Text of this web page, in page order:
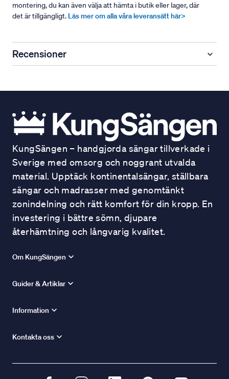
montering, du kan även välja att hämta i butik eller lager, där
det är tillgängligt. Läs mer om alla våra leveransätt här>
Recensioner
KungSängen – handgjorda sängar tillverkade i
Sverige med omsorg och noggrant utvalda
material. Upptäck kontinentalsängar, ställbara
sängar och madrasser med genomtänkt
zonindelning och rätt komfort för din kropp. En
investering i bättre sömn, djupare
återhämtning och långvarig kvalitet.
Om KungSängen
Guider & Artiklar
Information
Kontakta oss